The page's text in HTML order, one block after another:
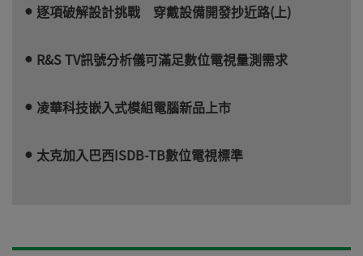
逐項破解設計挑戰 穿戴設備開發抄近路(上)
R&S TV訊號分析儀可滿足數位電視量測需求
凌華科技嵌入式模組電腦新品上市
太克加入巴西ISDB-TB數位電視標準